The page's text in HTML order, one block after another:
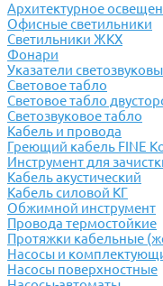
Архитектурное
Офисные светильники
Светильники ЖКХ
Фонари
Указатели
Световое табло
Световое табло
Светозвуковое табло
Кабель и провода
Греющий кабель FINE
Инструмент для
Кабель акустический
Кабель силовой КГ
Обжимной инструмент
Провода термостойкие
Протяжки кабельные
Насосы и
Насосы поверхностные